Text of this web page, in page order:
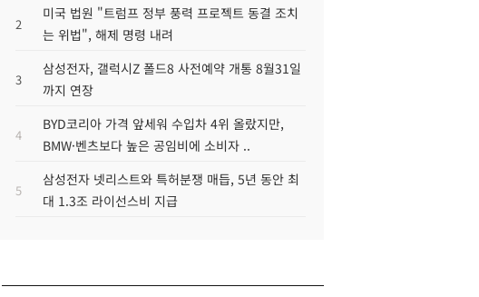
2
미국 법원 "트럼프 정부 풍력 프로젝트 동결 조치
는 위법", 해제 명령 내려
3
삼성전자, 갤럭시Z 폴드8 사전예약 개통 8월31일
까지 연장
4
BYD코리아 가격 앞세워 수입차 4위 올랐지만,
BMW·벤츠보다 높은 공임비에 소비자 ..
5
삼성전자 넷리스트와 특허분쟁 매듭, 5년 동안 최
대 1.3조 라이선스비 지급